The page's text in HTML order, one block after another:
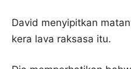
David menyipitkan
kera lava raksasa itu.